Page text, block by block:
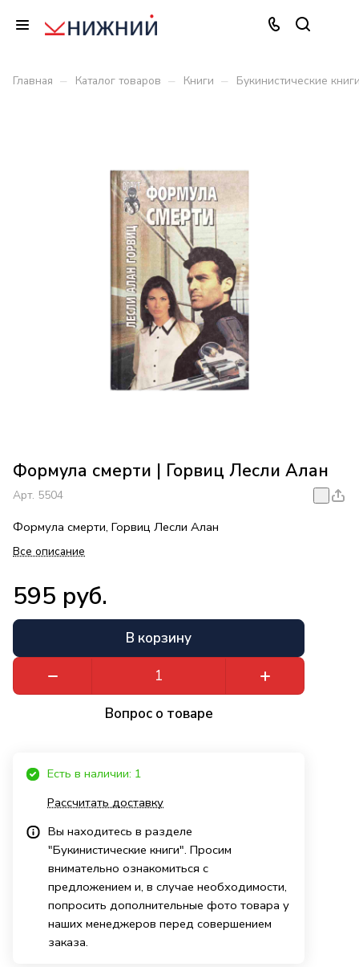
Главная – Каталог товаров – Книги – Букинистические
Формула смерти | Горвиц Лесли Алан
Арт. 5504
Формула смерти, Горвиц Лесли Алан
Все описание
595 руб.
В корзину
Вопрос о товаре
Есть в наличии: 1
Рассчитать доставку
Вы находитесь в разделе
"Букинистические книги". Просим
внимательно ознакомиться с
предложением и, в случае необходимости,
попросить дополнительные фото товара у
наших менеджеров перед совершением
заказа.